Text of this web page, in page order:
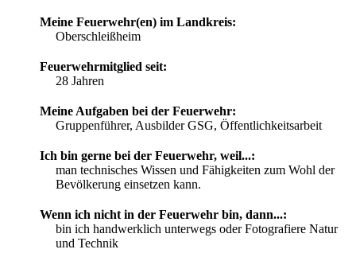
Meine Feuerwehr(en) im Landkreis:
Oberschleißheim
Feuerwehrmitglied seit:
28 Jahren
Meine Aufgaben bei der Feuerwehr:
Gruppenführer, Ausbilder GSG, Öffentlichkeitsarbeit
Ich bin gerne bei der Feuerwehr, weil...:
man technisches Wissen und Fähigkeiten zum Wohl der
Bevölkerung einsetzen kann.
Wenn ich nicht in der Feuerwehr bin, dann...:
bin ich handwerklich unterwegs oder Fotografiere Natur
und Technik